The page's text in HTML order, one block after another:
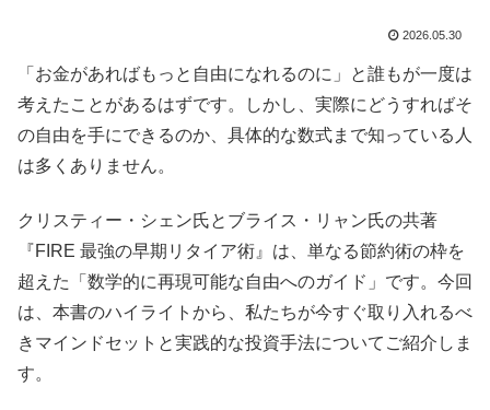
2026.05.30
「お金があればもっと自由になれるのに」と誰もが一度は
考えたことがあるはずです。しかし、実際にどうすればそ
の自由を手にできるのか、具体的な数式まで知っている人
は多くありません。
クリスティー・シェン氏とブライス・リャン氏の共著
『FIRE 最強の早期リタイア術』は、単なる節約術の枠を
超えた「数学的に再現可能な自由へのガイド」です。今回
は、本書のハイライトから、私たちが今すぐ取り入れるべ
きマインドセットと実践的な投資手法についてご紹介しま
す。